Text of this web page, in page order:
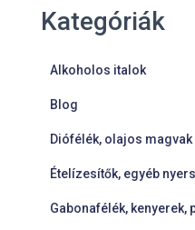
Kategóriák
Alkoholos italok
Blog
Diófélék, olajos magvak
Ételízesítők, egyéb
Gabonafélék, kenyerek,